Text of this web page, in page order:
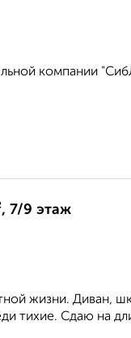
компании
7/9 этаж
жизни. Диван,
тихие. Сдаю на